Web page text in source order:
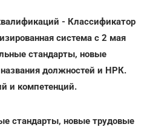
- Классификатор
система с 2 мая
стандарты, новые
должностей и НРК.
и компетенций.
стандарты, новые трудовые